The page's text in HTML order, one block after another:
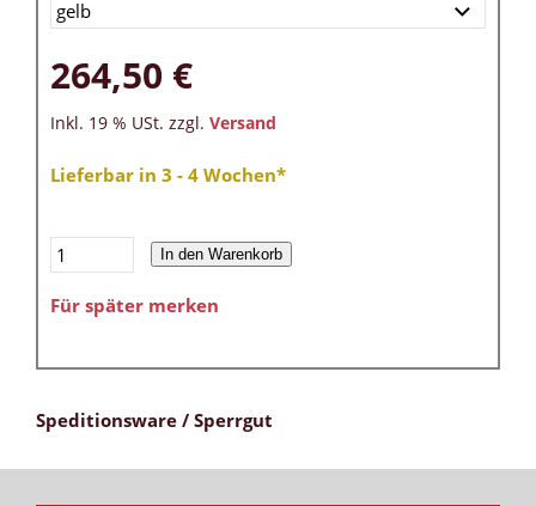
264,50 €
Inkl. 19 % USt. zzgl. Versand
Lieferbar in 3 - 4 Wochen*
In den Warenkorb
Für später merken
Speditionsware / Sperrgut